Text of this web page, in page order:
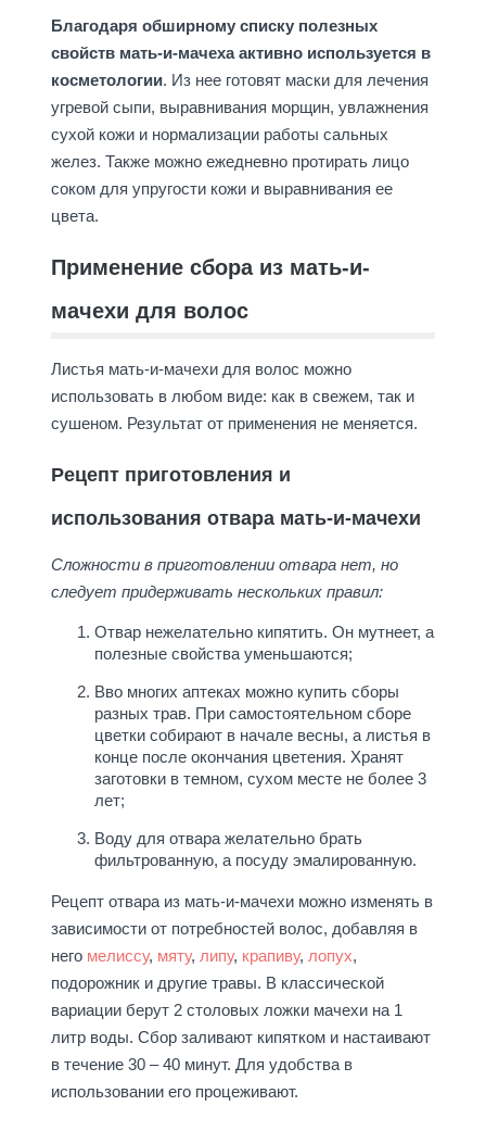
Благодаря обширному списку полезных
свойств мать-и-мачеха активно используется в
косметологии. Из нее готовят маски для лечения
угревой сыпи, выравнивания морщин, увлажнения
сухой кожи и нормализации работы сальных
желез. Также можно ежедневно протирать лицо
соком для упругости кожи и выравнивания ее
цвета.
Применение сбора из мать-и-
мачехи для волос
Листья мать-и-мачехи для волос можно
использовать в любом виде: как в свежем, так и
сушеном. Результат от применения не меняется.
Рецепт приготовления и
использования отвара мать-и-мачехи
Сложности в приготовлении отвара нет, но
следует придерживать нескольких правил:
Отвар нежелательно кипятить. Он мутнеет, а
полезные свойства уменьшаются;
Вво многих аптеках можно купить сборы
разных трав. При самостоятельном сборе
цветки собирают в начале весны, а листья в
конце после окончания цветения. Хранят
заготовки в темном, сухом месте не более 3
лет;
Воду для отвара желательно брать
фильтрованную, а посуду эмалированную.
Рецепт отвара из мать-и-мачехи можно изменять в
зависимости от потребностей волос, добавляя в
него мелиссу, мяту, липу, крапиву, лопух,
подорожник и другие травы. В классической
вариации берут 2 столовых ложки мачехи на 1
литр воды. Сбор заливают кипятком и настаивают
в течение 30 – 40 минут. Для удобства в
использовании его процеживают.